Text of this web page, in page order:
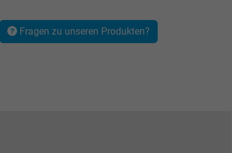
Fragen zu unseren Produkten?